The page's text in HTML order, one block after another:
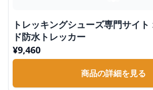
トレッキングシューズ専門サイ
ド防水トレッカー
¥9,460
商品の詳細を見る